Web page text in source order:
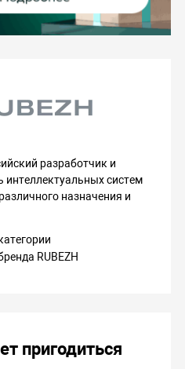
разработчик и
интеллектуальных систем
назначения и
RUBEZH
пригодиться